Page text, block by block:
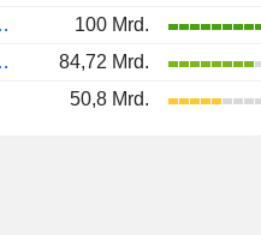
100 Mrd.
LTD.
84,72 Mrd.
50,8 Mrd.